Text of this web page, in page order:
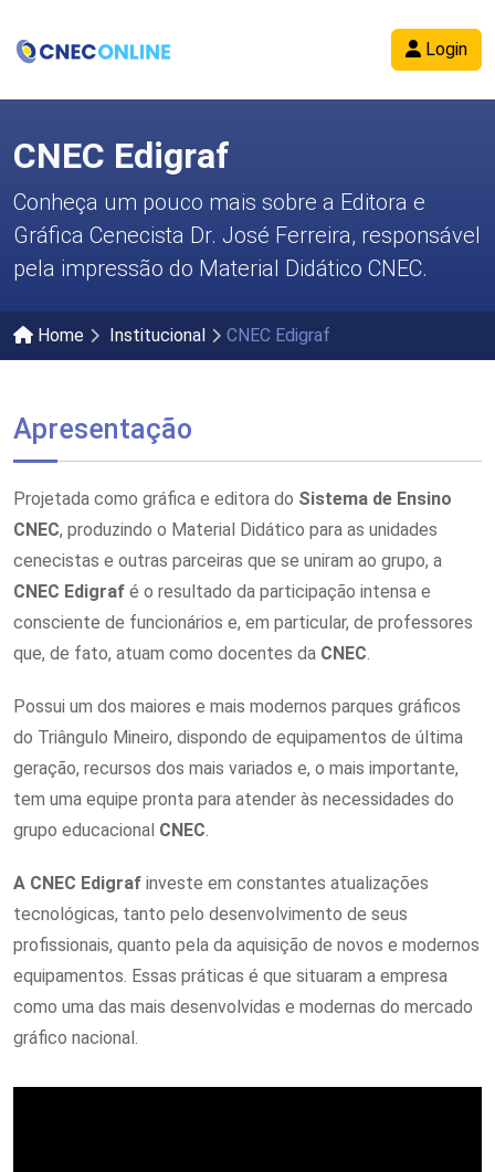
Login
CNEC Edigraf
Conheça um pouco mais sobre a Editora e
Gráfica Cenecista Dr. José Ferreira, responsável
pela impressão do Material Didático CNEC.
Home Institucional CNEC Edigraf
Apresentação
Projetada como gráfica e editora do Sistema de Ensino
CNEC, produzindo o Material Didático para as unidades
cenecistas e outras parceiras que se uniram ao grupo, a
CNEC Edigraf é o resultado da participação intensa e
consciente de funcionários e, em particular, de professores
que, de fato, atuam como docentes da CNEC.
Possui um dos maiores e mais modernos parques gráficos
do Triângulo Mineiro, dispondo de equipamentos de última
geração, recursos dos mais variados e, o mais importante,
tem uma equipe pronta para atender às necessidades do
grupo educacional CNEC.
A CNEC Edigraf investe em constantes atualizações
tecnológicas, tanto pelo desenvolvimento de seus
profissionais, quanto pela da aquisição de novos e modernos
equipamentos. Essas práticas é que situaram a empresa
como uma das mais desenvolvidas e modernas do mercado
gráfico nacional.